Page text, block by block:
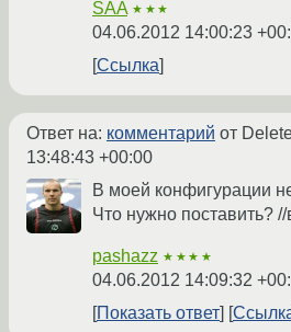
SAA ★★★
04.06.2012 14:00:23
Ссылка
Ответ на: комментарий от
13:48:43 +00:00
В моей конфигурации
Что нужно поставить?
pashazz ★★★★
04.06.2012 14:09:32
Показать ответ